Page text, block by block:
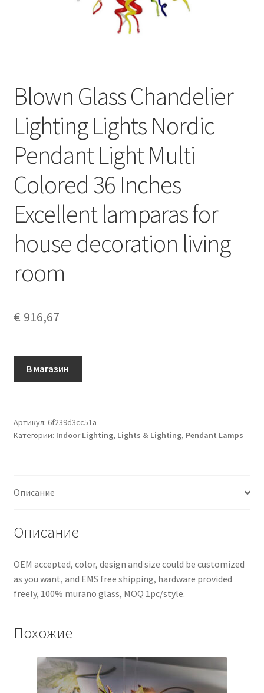
Blown Glass Chandelier
Lighting Lights Nordic
Pendant Light Multi
Colored 36 Inches
Excellent lamparas for
house decoration living
room
€ 916,67
В магазин
Артикул: 6f239d3cc51a
Категории: Indoor Lighting, Lights & Lighting, Pendant Lamps
Описание
Описание
OEM accepted, color, design and size could be customized
as you want, and EMS free shipping, hardware provided
freely, 100% murano glass, MOQ 1pc/style.
Похожие